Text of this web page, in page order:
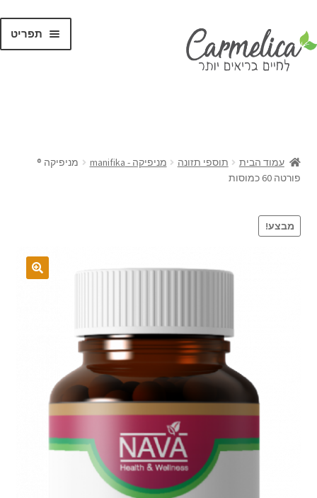
תפריט
עמוד הבית תוספי תזונה מניפיקה - manifika
מניפיקה ®
פורטה 60 כמוסות
מבצע!